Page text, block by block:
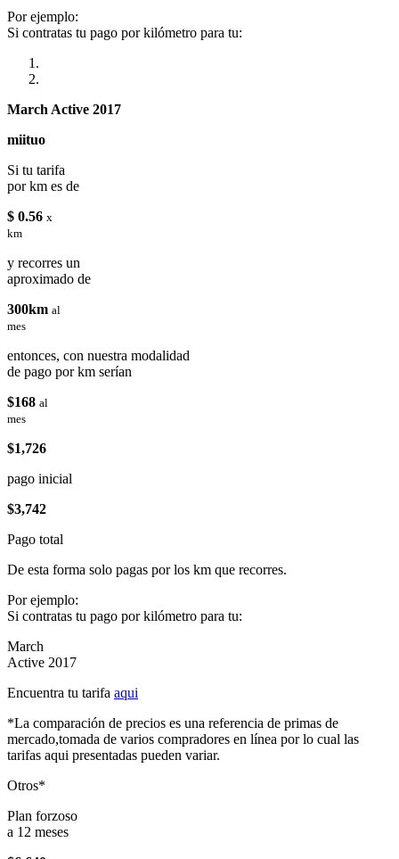
Por ejemplo:
Si contratas tu pago por kilómetro para tu:
March Active 2017
miituo
Si tu tarifa
por km es de
$ 0.56 x
km
y recorres un
aproximado de
300km al
mes
entonces, con nuestra modalidad
de pago por km serían
$168 al
mes
$1,726
pago inicial
$3,742
Pago total
De esta forma solo pagas por los km que recorres.
Por ejemplo:
Si contratas tu pago por kilómetro para tu:
March
Active 2017
Encuentra tu tarifa aqui
*La comparación de precios es una referencia de primas de
mercado,tomada de varios compradores en línea por lo cual las
tarifas aqui presentadas pueden variar.
Otros*
Plan forzoso
a 12 meses